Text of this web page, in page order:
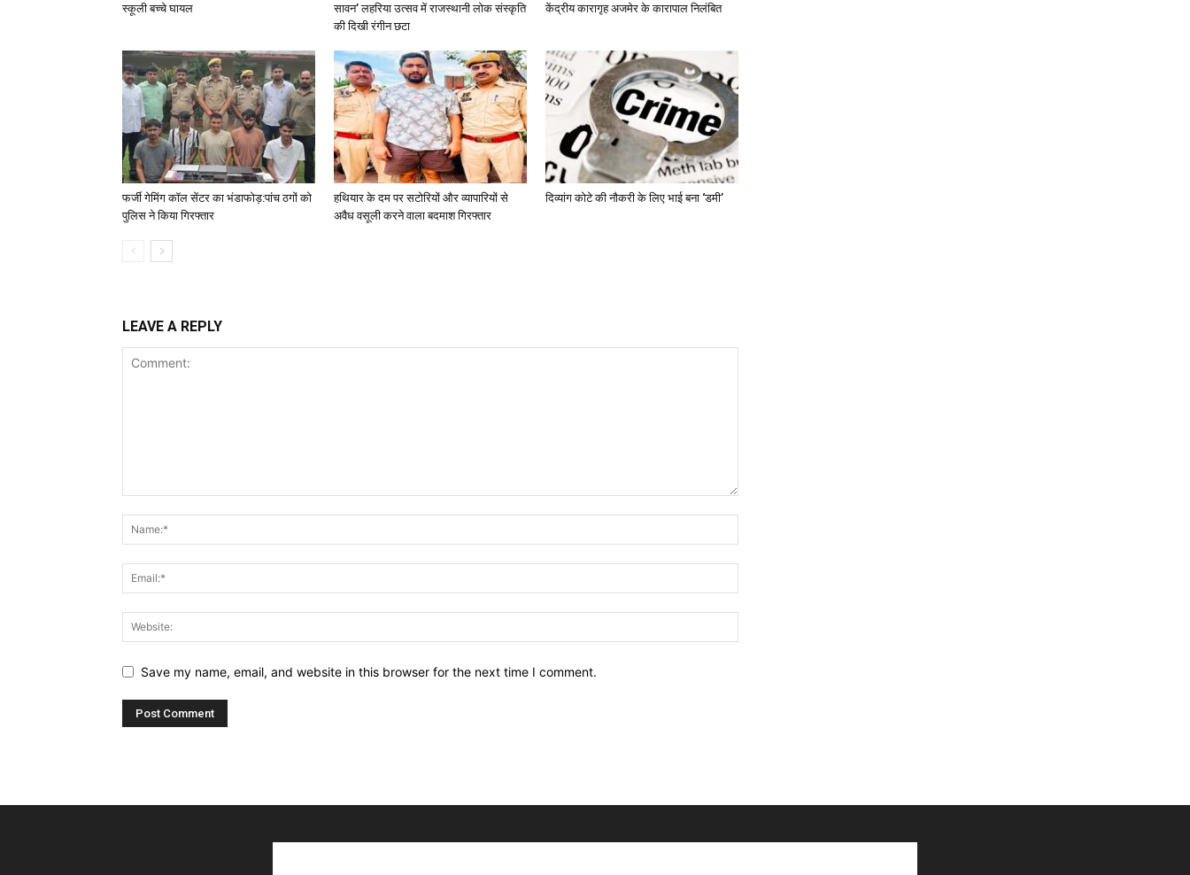
स्कूली बच्चे घायल
सावन’ लहरिया उत्सव में राजस्थानी लोक संस्कृति
की दिखी रंगीन छटा
केंद्रीय कारागृह अजमेर के कारापाल निलंबित
फर्जी गेमिंग कॉल सेंटर का भंडाफोड़:पांच ठगों को
पुलिस ने किया गिरफ्तार
हथियार के दम पर सटोरियों और व्यापारियों से
अवैध वसूली करने वाला बदमाश गिरफ्तार
दिव्यांग कोटे की नौकरी के लिए भाई बना ‘डमी’
LEAVE A REPLY
Save my name, email, and website in this browser for the next time I comment.